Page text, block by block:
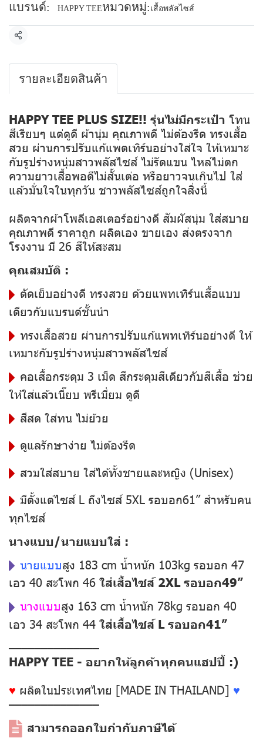
แบรนด์: HAPPY TEEหมวดหมู่: เสื้อพลัสไซส์
แชร์
รายละเอียดสินค้า
HAPPY TEE PLUS SIZE!! รุ่นไม่มีกระเป๋า โทน
สีเรียบๆ แต่ดูดี ผ้านุ่ม คุณภาพดี ไม่ต้องรีด ทรงเสื้อ
สวย ผ่านการปรับแก้แพตเทิร์นอย่างใส่ใจ ให้เหมาะ
กับรูปร่างหนุ่มสาวพลัสไซส์ ไม่รัดแขน ไหล่ไม่ตก
ความยาวเสื้อพอดีไม่สั้นเต่อ หรือยาวจนเกินไป ใส่
แล้วมั่นใจในทุกวัน ชาวพลัสไซส์ถูกใจสิ่งนี้
ผลิตจากผ้าโพลีเอสเตอร์อย่างดี สัมผัสนุ่ม ใส่สบาย
คุณภาพดี ราคาถูก ผลิตเอง ขายเอง ส่งตรงจาก
โรงงาน มี 26 สีให้สะสม
คุณสมบัติ :
ตัดเย็บอย่างดี ทรงสวย ด้วยแพทเทิร์นเสื้อแบบ
เดียวกับแบรนด์ชั้นนำ
ทรงเสื้อสวย ผ่านการปรับแก้แพทเทิร์นอย่างดี ให้
เหมาะกับรูปร่างหนุ่มสาวพลัสไซส์
คอเสื้อกระดุม 3 เม็ด สีกระดุมสีเดียวกับสีเสื้อ ช่วย
ให้ใส่แล้วเนี๊ยบ พรีเมี่ยม ดูดี
สีสด ใส่ทน ไม่ย้วย
ดูแลรักษาง่าย ไม่ต้องรีด
สวมใส่สบาย ใส่ได้ทั้งชายและหญิง (Unisex)
มีตั้งแต่ไซส์ L ถึงไซส์ 5XL รอบอก61” สำหรับคน
ทุกไซส์
นางแบบ/นายแบบใส่ :
นายแบบสูง 183 cm น้ำหนัก 103kg รอบอก 47
เอว 40 สะโพก 46 ใส่เสื้อไซส์ 2XL รอบอก49”
นางแบบสูง 163 cm น้ำหนัก 78kg รอบอก 40
เอว 34 สะโพก 44 ใส่เสื้อไซส์ L รอบอก41”
––––––––––––––
HAPPY TEE - อยากให้ลูกค้าทุกคนแฮปปี้ :)
♥ ผลิตในประเทศไทย [MADE IN THAILAND] ♥
––––––––––––––
สามารถออกใบกำกับภาษีได้